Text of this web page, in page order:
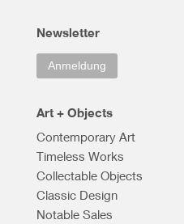
Newsletter
Anmeldung
Art + Objects
Contemporary Art
Timeless Works
Collectable Objects
Classic Design
Notable Sales